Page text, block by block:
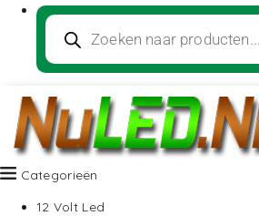
Categorieën
12 Volt Led